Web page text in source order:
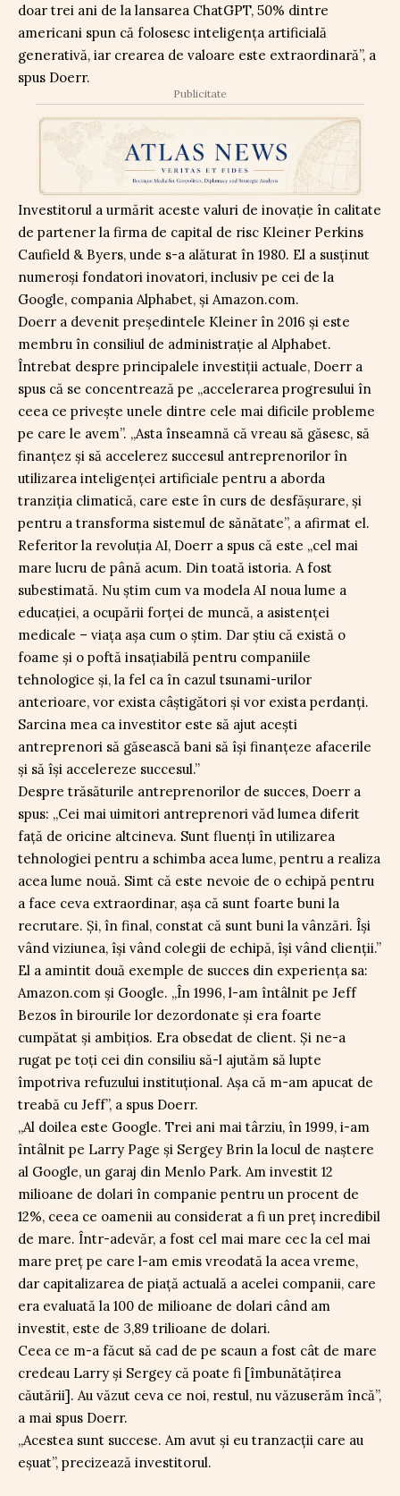
doar trei ani de la lansarea ChatGPT, 50% dintre
americani spun că folosesc inteligența artificială
generativă, iar crearea de valoare este extraordinară”, a
spus Doerr.
Publicitate
Investitorul a urmărit aceste valuri de inovație în calitate
de partener la firma de capital de risc Kleiner Perkins
Caufield & Byers, unde s-a alăturat în 1980. El a susținut
numeroși fondatori inovatori, inclusiv pe cei de la
Google, compania Alphabet, și Amazon.com.
Doerr a devenit președintele Kleiner în 2016 și este
membru în consiliul de administrație al Alphabet.
Întrebat despre principalele investiții actuale, Doerr a
spus că se concentrează pe „accelerarea progresului în
ceea ce privește unele dintre cele mai dificile probleme
pe care le avem”. „Asta înseamnă că vreau să găsesc, să
finanțez și să accelerez succesul antreprenorilor în
utilizarea inteligenței artificiale pentru a aborda
tranziția climatică, care este în curs de desfășurare, și
pentru a transforma sistemul de sănătate”, a afirmat el.
Referitor la revoluția AI, Doerr a spus că este „cel mai
mare lucru de până acum. Din toată istoria. A fost
subestimată. Nu știm cum va modela AI noua lume a
educației, a ocupării forței de muncă, a asistenței
medicale – viața așa cum o știm. Dar știu că există o
foame și o poftă insațiabilă pentru companiile
tehnologice și, la fel ca în cazul tsunami-urilor
anterioare, vor exista câștigători și vor exista perdanți.
Sarcina mea ca investitor este să ajut acești
antreprenori să găsească bani să își finanțeze afacerile
și să își accelereze succesul.”
Despre trăsăturile antreprenorilor de succes, Doerr a
spus: „Cei mai uimitori antreprenori văd lumea diferit
față de oricine altcineva. Sunt fluenți în utilizarea
tehnologiei pentru a schimba acea lume, pentru a realiza
acea lume nouă. Simt că este nevoie de o echipă pentru
a face ceva extraordinar, așa că sunt foarte buni la
recrutare. Și, în final, constat că sunt buni la vânzări. Își
vând viziunea, își vând colegii de echipă, își vând clienții.”
El a amintit două exemple de succes din experiența sa:
Amazon.com și Google. „În 1996, l-am întâlnit pe Jeff
Bezos în birourile lor dezordonate și era foarte
cumpătat și ambițios. Era obsedat de client. Și ne-a
rugat pe toți cei din consiliu să-l ajutăm să lupte
împotriva refuzului instituțional. Așa că m-am apucat de
treabă cu Jeff”, a spus Doerr.
„Al doilea este Google. Trei ani mai târziu, în 1999, i-am
întâlnit pe Larry Page și Sergey Brin la locul de naștere
al Google, un garaj din Menlo Park. Am investit 12
milioane de dolari în companie pentru un procent de
12%, ceea ce oamenii au considerat a fi un preț incredibil
de mare. Într-adevăr, a fost cel mai mare cec la cel mai
mare preț pe care l-am emis vreodată la acea vreme,
dar capitalizarea de piață actuală a acelei companii, care
era evaluată la 100 de milioane de dolari când am
investit, este de 3,89 trilioane de dolari.
Ceea ce m-a făcut să cad de pe scaun a fost cât de mare
credeau Larry și Sergey că poate fi [îmbunătățirea
căutării]. Au văzut ceva ce noi, restul, nu văzuserăm încă”,
a mai spus Doerr.
„Acestea sunt succese. Am avut și eu tranzacții care au
eșuat”, precizează investitorul.